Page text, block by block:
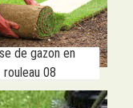
de gazon en
rouleau 08